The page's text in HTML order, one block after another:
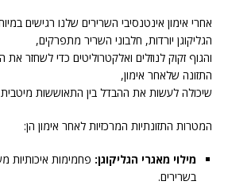
אחרי אימון אינטנסיבי השרירים שלנו רגישים
הגליקוגן יורדות, חלבוני השריר מתפרקים,
והגוף זקוק לנוזלים ואלקטרוליטים כדי לשחזר את
התזונה שלאחר אימון,
שיכולה לעשות את ההבדל בין התאוששות מיטבית
המטרות התזונתיות המרכזיות לאחר אימון הן:
מילוי מאגרי הגליקוגן: פחמימות איכותיות
בשרירים.